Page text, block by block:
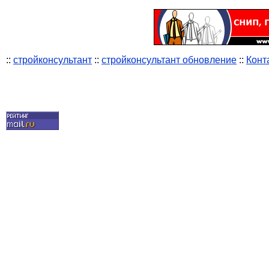
:: стройконсультант :: стройконсультант обновление ::